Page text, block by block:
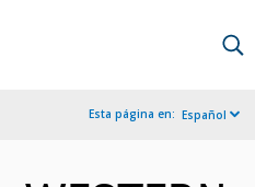
Esta página en: Español